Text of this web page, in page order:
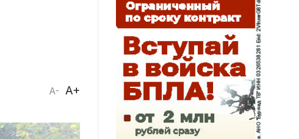
A- A+